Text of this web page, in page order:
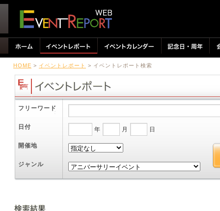
HOME > イベントレポート > イベントレポート検索
フリーワード
日付 年 月 日
開催地
ジャンル